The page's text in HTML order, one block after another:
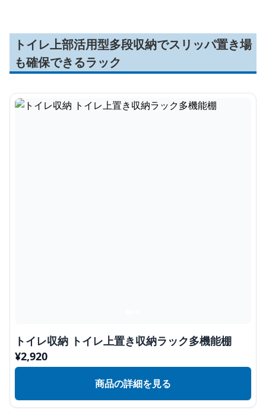
トイレ上部活用型多段収納でスリッパ置き場
も確保できるラック
トイレ収納 トイレ上置き収納ラック多機能棚
¥2,920
商品の詳細を見る